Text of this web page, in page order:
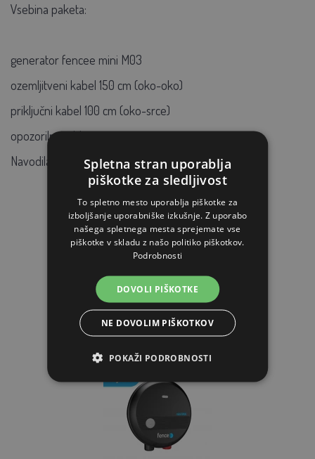
Vsebina paketa:
generator fencee mini M03
ozemljitveni kabel 150 cm (oko-oko)
priključni kabel 100 cm (oko-srce)
opozorilna tabla za ograjo
Navodila za uporabo
PODOBNI IZDELKI
Spletna stran uporablja
piškotke za sledljivost
To spletno mesto uporablja piškotke za
izboljšanje uporabniške izkušnje. Z uporabo
našega spletnega mesta sprejemate vse
piškotke v skladu z našo politiko piškotkov.
Podrobnosti
DOVOLI PIŠKOTKE
NE DOVOLIM PIŠKOTKOV
POKAŽI PODROBNOSTI